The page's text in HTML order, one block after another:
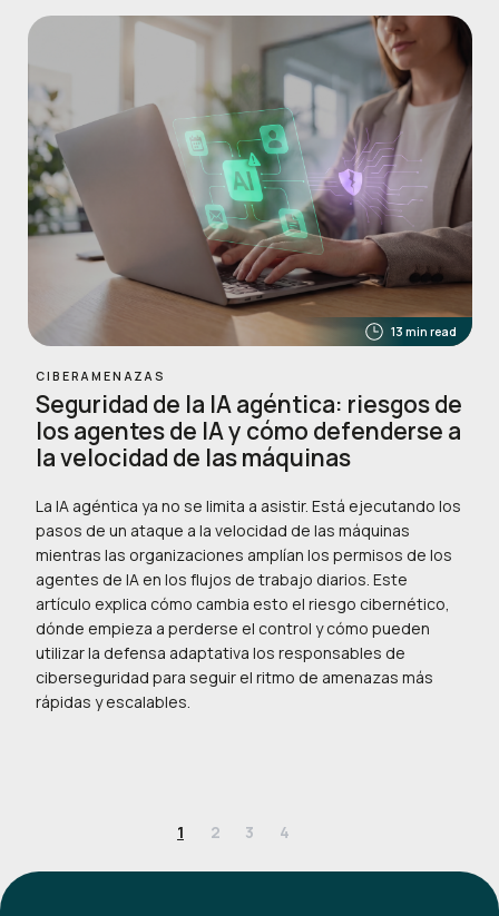
13 min read
CIBERAMENAZAS
Seguridad de la IA agéntica: riesgos de
los agentes de IA y cómo defenderse a
la velocidad de las máquinas
La IA agéntica ya no se limita a asistir. Está ejecutando los
pasos de un ataque a la velocidad de las máquinas
mientras las organizaciones amplían los permisos de los
agentes de IA en los flujos de trabajo diarios. Este
artículo explica cómo cambia esto el riesgo cibernético,
dónde empieza a perderse el control y cómo pueden
utilizar la defensa adaptativa los responsables de
ciberseguridad para seguir el ritmo de amenazas más
rápidas y escalables.
1 2 3 4